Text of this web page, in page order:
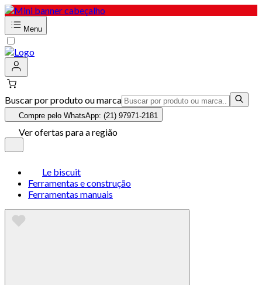
Menu
Buscar por produto ou marca
Compre pelo WhatsApp: (21) 97971-2181
Ver ofertas para a região
Le biscuit
Ferramentas e construção
Ferramentas manuais